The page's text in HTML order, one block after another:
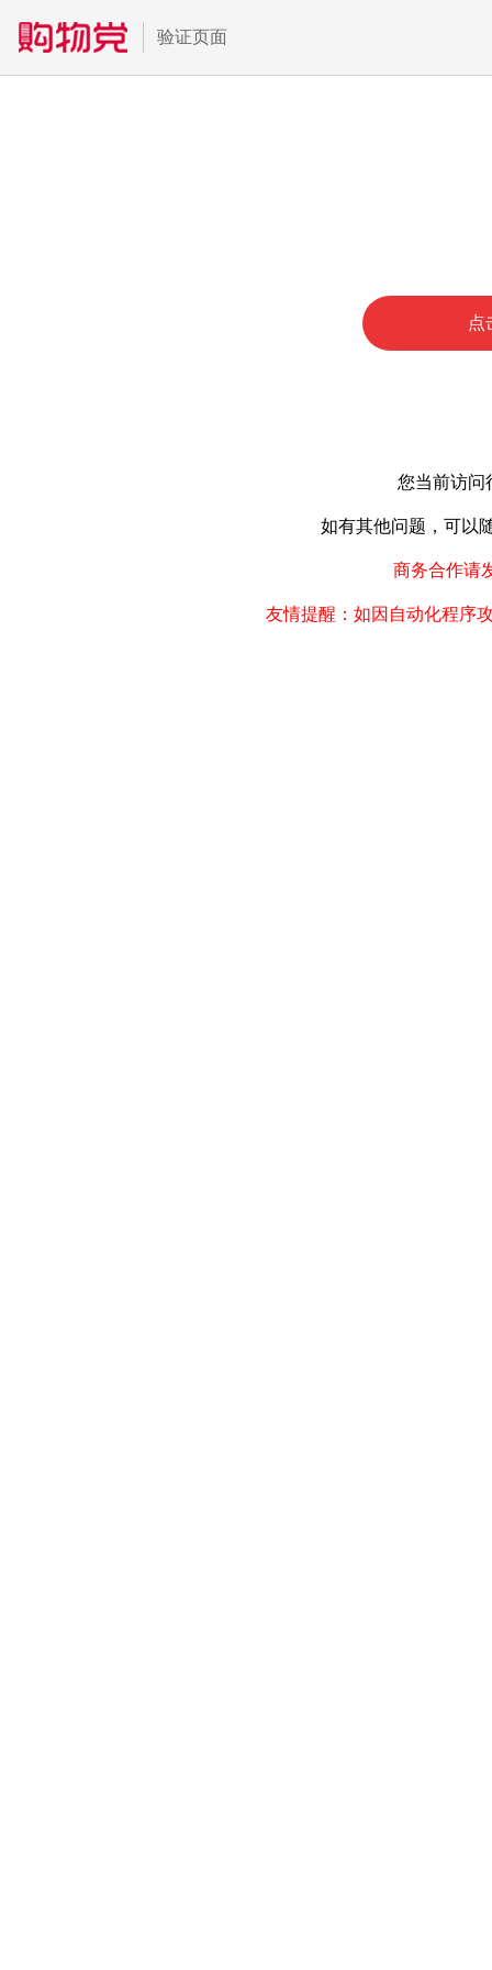
验证页面
点
您当前访问
如有其他问题，可以
商务合作请
友情提醒：如因自动化程序